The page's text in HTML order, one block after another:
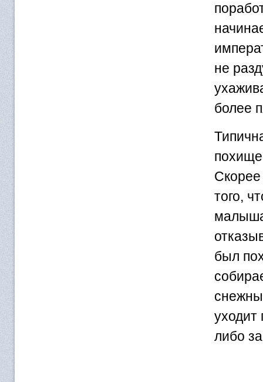
не
более
Скорее
того,
был
либо